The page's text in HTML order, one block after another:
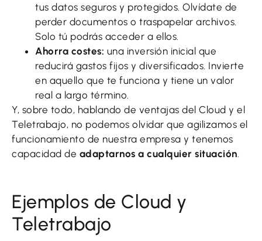
tus datos seguros y protegidos. Olvídate de
perder documentos o traspapelar archivos.
Solo tú podrás acceder a ellos.
Ahorra costes: una inversión inicial que
reducirá gastos fijos y diversificados. Invierte
en aquello que te funciona y tiene un valor
real a largo término.
Y, sobre todo, hablando de ventajas del Cloud y el
Teletrabajo, no podemos olvidar que agilizamos el
funcionamiento de nuestra empresa y tenemos
capacidad de adaptarnos a cualquier situación
Ejemplos de Cloud y
Teletrabajo